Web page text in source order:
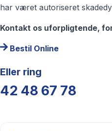
har været autoriseret
Kontakt os uforpligtende,
Bestil Online
Eller ring
42 48 67 78